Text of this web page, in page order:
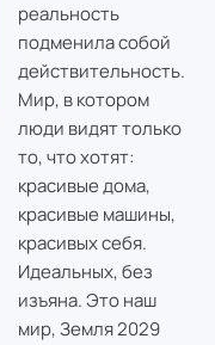
реальность
подменила собой
действительность.
Мир, в котором
люди видят только
то, что хотят:
красивые дома,
красивые машины,
красивых себя.
Идеальных, без
изъяна. Это наш
мир, Земля 2029